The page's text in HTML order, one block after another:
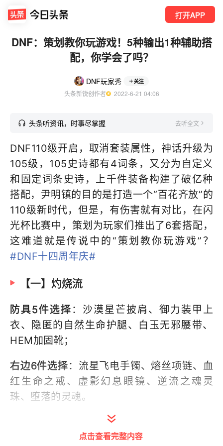
打开APP
DNF：策划教你玩游戏！5种输出1种辅助搭
配，你学会了吗？
DNF玩家秀 关注
头条新锐创作者
  2022-6-21 04:06
头条听资讯，时事尽掌握 去听全文
DNF110级开启，取消套装属性，神话升级为
105级，105史诗都有4词条，又分为自定义
和固定词条史诗，上千件装备构建了破亿种
搭配，尹明镇的目的是打造一个“百花齐放”的
110级新时代，但是，有伤害就有对比，在闪
光杯比赛中，策划为玩家们推出了6套搭配，
这难道就是传说中的“策划教你玩游戏”？
#DNF十四周年庆#
【一】灼烧流
防具5件选择 ：沙漠星芒披肩、御力装甲上
衣、隐匿的自然生命护腿、白玉无邪腰带、
HEM加固靴；
右边6件选择：流星飞电手镯、熔丝项链、血
红生命之戒、虚影幻息眼镜、逆流之魂灵
珠、堕落的灵魂。
点击查看完整内容